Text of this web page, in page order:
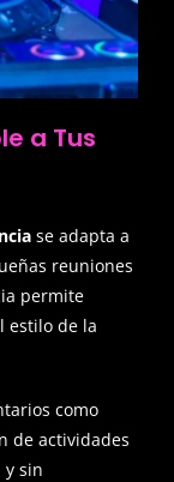
a Tus
se adapta a
reuniones
permite
estilo de la
como
de actividades
y sin